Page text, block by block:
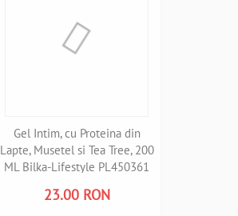
Gel Intim, cu Proteina din
Lapte, Musetel si Tea Tree, 200
ML Bilka-Lifestyle PL450361
23.00 RON